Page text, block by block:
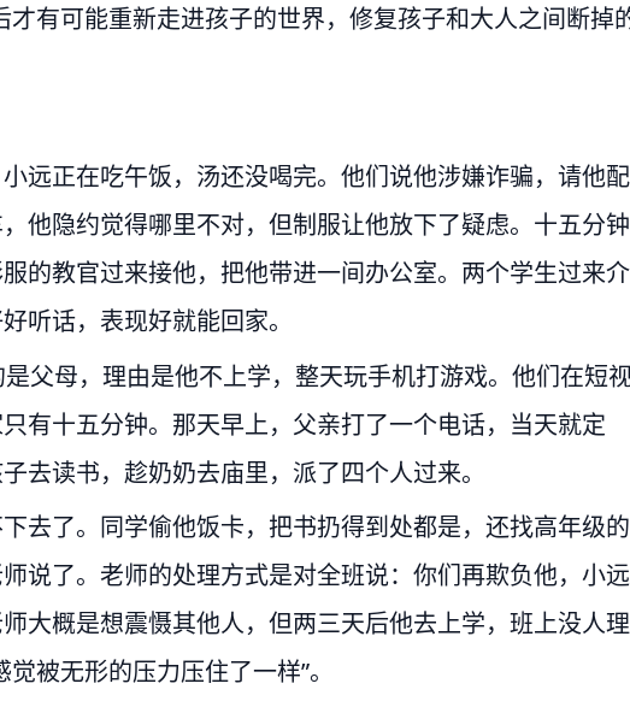
才有可能重新走进孩子的世界，修复孩子和大人之间断掉
远正在吃午饭，汤还没喝完。他们说他涉嫌诈骗，请他配
他隐约觉得哪里不对，但制服让他放下了疑虑。十五分钟
的教官过来接他，把他带进一间办公室。两个学生过来介
听话，表现好就能回家。
父母，理由是他不上学，整天玩手机打游戏。他们在短
有十五分钟。那天早上，父亲打了一个电话，当天就定
去读书，趁奶奶去庙里，派了四个人过来。
去了。同学偷他饭卡，把书扔得到处都是，还找高年级的
说了。老师的处理方式是对全班说：你们再欺负他，小远
大概是想震慑其他人，但两三天后他去上学，班上没人理
被无形的压力压住了一样”。